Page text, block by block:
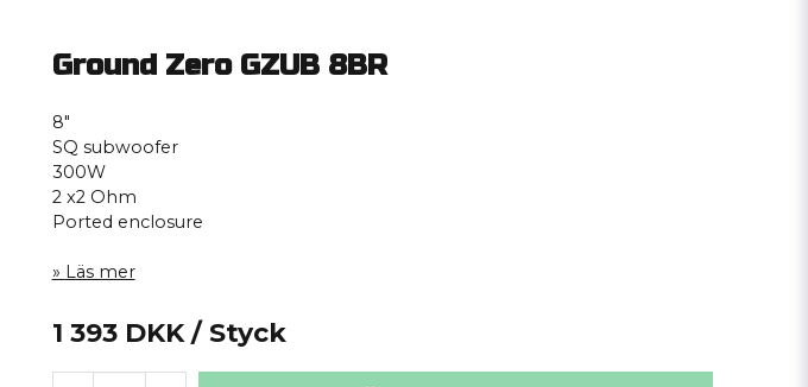
Ground Zero GZUB 8BR
8″
SQ subwoofer
300W
2 x2 Ohm
Ported enclosure
Läs mer
1 393 DKK / Styck